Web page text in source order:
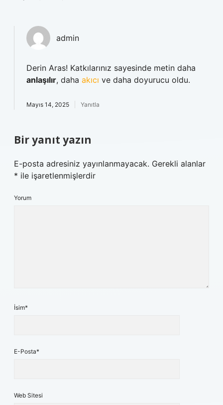
admin
Derin Aras! Katkılarınız sayesinde metin daha
anlaşılır, daha akıcı ve daha doyurucu oldu.
Mayıs 14, 2025 Yanıtla
Bir yanıt yazın
E-posta adresiniz yayınlanmayacak. Gerekli alanlar
* ile işaretlenmişlerdir
Yorum
İsim*
E-Posta*
Web Sitesi